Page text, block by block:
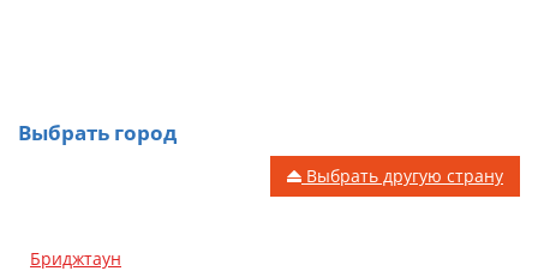
Выбрать город
Выбрать другую страну
Бриджтаун